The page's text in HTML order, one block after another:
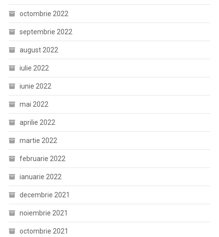
octombrie 2022
septembrie 2022
august 2022
iulie 2022
iunie 2022
mai 2022
aprilie 2022
martie 2022
februarie 2022
ianuarie 2022
decembrie 2021
noiembrie 2021
octombrie 2021